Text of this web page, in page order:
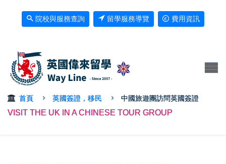
院校與服務查詢 留學服務導覽 費用資訊
首頁 英國簽證，移民 中國旅遊團訪問英國簽證
VISIT THE UK IN A CHINESE TOUR GROUP